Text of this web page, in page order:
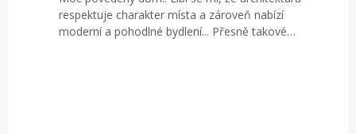
respektuje charakter místa a zároveň nabízí
moderní a pohodlné bydlení... Přesně takové…